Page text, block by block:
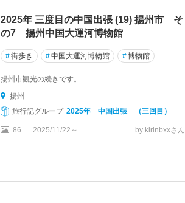
2025年 三度目の中国出張 (19) 揚州市 そ
の7 揚州中国大運河博物館
#街歩き #中国大運河博物館 #博物館
揚州市観光の続きです。
揚州
旅行記グループ 2025年 中国出張 （三回目）
86 2025/11/22～ by kirinbxxさん